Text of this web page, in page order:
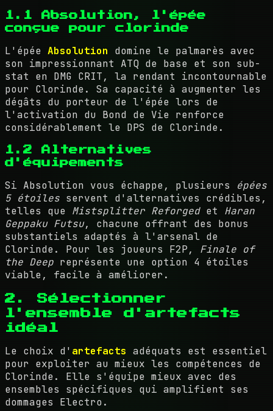
1.1 Absolution, l'épée
conçue pour clorinde
L'épée Absolution domine le palmarès avec
son impressionnant ATQ de base et son sub-
stat en DMG CRIT, la rendant incontournable
pour Clorinde. Sa capacité à augmenter les
dégâts du porteur de l'épée lors de
l'activation du Bond de Vie renforce
considérablement le DPS de Clorinde.
1.2 Alternatives
d'équipements
Si Absolution vous échappe, plusieurs épées
5 étoiles servent d'alternatives crédibles,
telles que Mistsplitter Reforgedet Haran
Geppaku Futsu, chacune offrant des bonus
substantiels adaptés à l'arsenal de
Clorinde. Pour les joueurs F2P, Finale of
the Deep représente une option 4 étoiles
viable, facile à améliorer.
2. Sélectionner
l'ensemble d'artefacts
idéal
Le choix d' artefacts adéquats est essentiel
pour exploiter au mieux les compétences de
Clorinde. Elle s'équipe mieux avec des
ensembles spécifiques qui amplifient ses
dommages Electro.